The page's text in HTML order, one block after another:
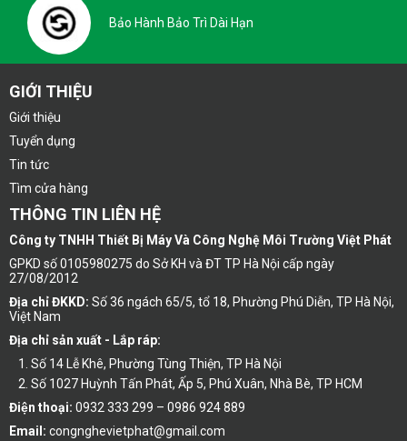
Bảo Hành Bảo Trì Dài Hạn
GIỚI THIỆU
Giới thiệu
Tuyển dụng
Tin tức
Tìm cửa hàng
THÔNG TIN LIÊN HỆ
Công ty TNHH Thiết Bị Máy Và Công Nghệ Môi Trường Việt Phát
GPKD số 0105980275 do Sở KH và ĐT TP Hà Nội cấp ngày
27/08/2012
Địa chỉ ĐKKD: Số 36 ngách 65/5, tổ 18, Phường Phú Diễn, TP Hà Nội,
Việt Nam
Địa chỉ sản xuất - Lắp ráp:
Số 14 Lễ Khê, Phường Tùng Thiện, TP Hà Nội
Số 1027 Huỳnh Tấn Phát, Ấp 5, Phú Xuân, Nhà Bè, TP HCM
Điện thoại: 0932 333 299 – 0986 924 889
Email: congnghevietphat@gmail.com